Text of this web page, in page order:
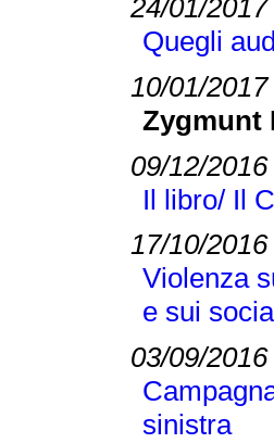
24/01/2017
Quegli
10/01/2017
Zygmunt
09/12/2016
Il libro/ Il
17/10/2016
Violenza
e sui
03/09/2016
sinistra